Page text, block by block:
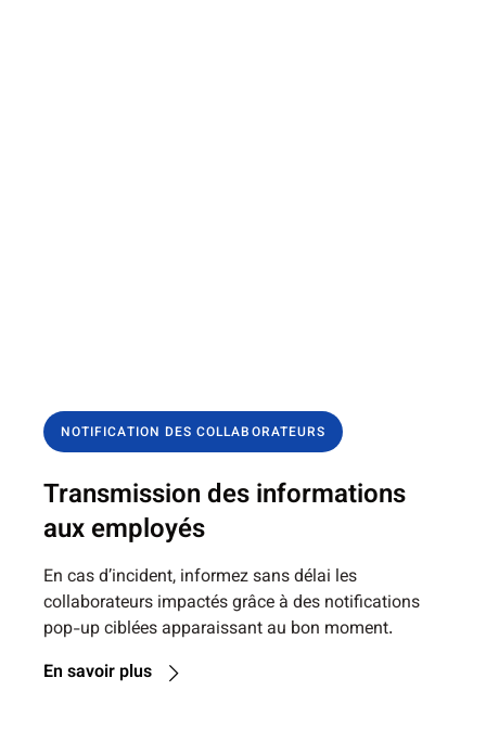
NOTIFICATION DES COLLABORATEURS
Transmission des informations
aux employés
En cas d’incident, informez sans délai les
collaborateurs impactés grâce à des notifications